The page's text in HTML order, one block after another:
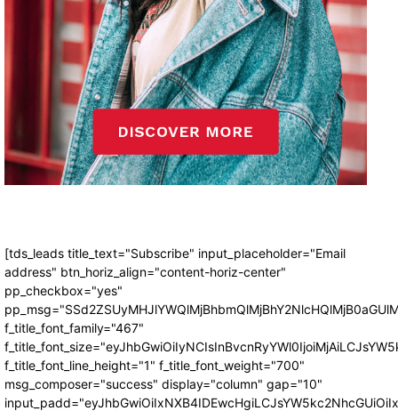
[tds_leads title_text="Subscribe" input_placeholder="Email
address" btn_horiz_align="content-horiz-center"
pp_checkbox="yes"
f_title_font_family="467"
f_title_font_line_height="1" f_title_font_weight="700"
msg_composer="success" display="column" gap="10"